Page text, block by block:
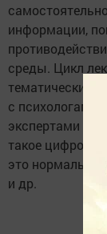
информации,
среды. Цикл
тематические
с
экспертами по
такое цифровая
это
и др.